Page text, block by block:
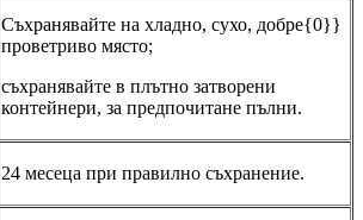
Съхранявайте на хладно, сухо, добре{0}}
проветриво място;
съхранявайте в плътно затворени
контейнери, за предпочитане пълни.
24 месеца при правилно съхранение.